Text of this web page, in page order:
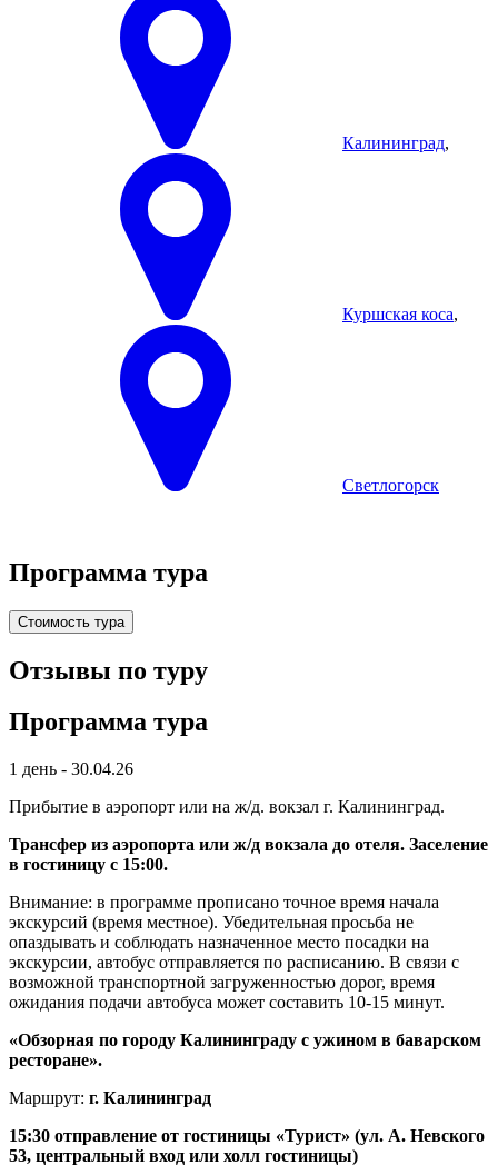
Калининград,
Куршская коса,
Светлогорск
Программа тура
Стоимость тура
Отзывы по туру
Программа тура
1 день - 30.04.26
Прибытие в аэропорт или на ж/д. вокзал г. Калининград.
Трансфер из аэропорта или ж/д вокзала до отеля. Заселение
в гостиницу с 15:00.
Внимание: в программе прописано точное время начала
экскурсий (время местное). Убедительная просьба не
опаздывать и соблюдать назначенное место посадки на
экскурсии, автобус отправляется по расписанию. В связи с
возможной транспортной загруженностью дорог, время
ожидания подачи автобуса может составить 10-15 минут.
«Обзорная по городу Калининграду с ужином в баварском
ресторане».
Маршрут: г. Калининград
15:30 отправление от гостиницы «Турист» (ул. А. Невского
53, центральный вход или холл гостиницы)